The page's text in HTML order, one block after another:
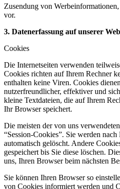
Zusendung von
vor.
3. Datenerfassung auf unserer
Cookies
Die Internetseiten verwenden
Cookies richten auf Ihrem Rechner
enthalten keine Viren. Cookies
nutzerfreundlicher, effektiver und
kleine Textdateien, die auf Ihrem
Ihr Browser speichert.
Die meisten der von uns
“Session-Cookies”. Sie werden nach
automatisch gelöscht. Andere
gespeichert bis Sie diese löschen.
uns, Ihren Browser beim nächsten
Sie können Ihren Browser so
von Cookies informiert werden und